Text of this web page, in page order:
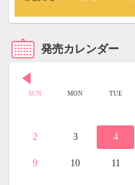
発売カレンダー
SUN MON TUE
2 3 4
9 10 11